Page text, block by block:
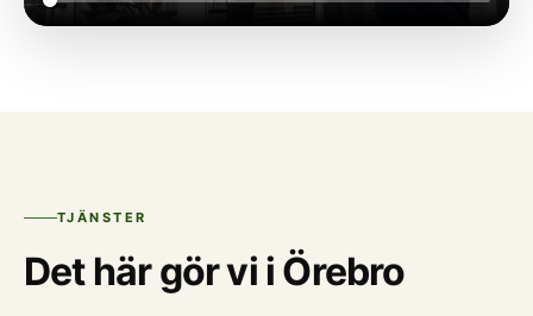
TJÄNSTER
Det här gör vi i Örebro